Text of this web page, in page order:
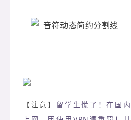
【注意】 留学生慌了！在国内